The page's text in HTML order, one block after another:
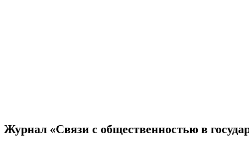
Журнал «Связи с общественностью в